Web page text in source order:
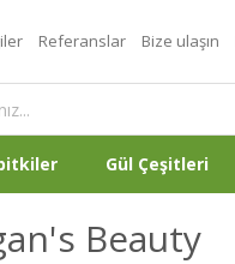
Referanslar Bize ulaşın
Gül Çeşitleri
Beauty